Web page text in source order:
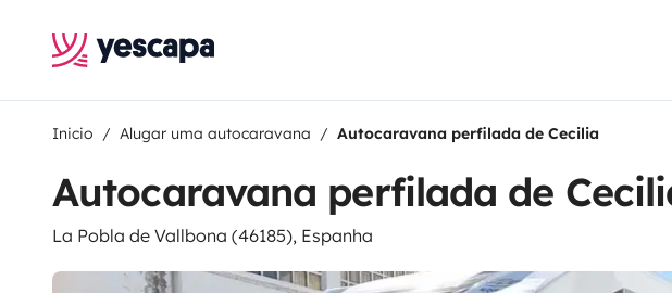
Inicio Alugar uma autocaravana Autocaravana perfilada de Cecilia
Autocaravana perfilada de
La Pobla de Vallbona (46185), Espanha